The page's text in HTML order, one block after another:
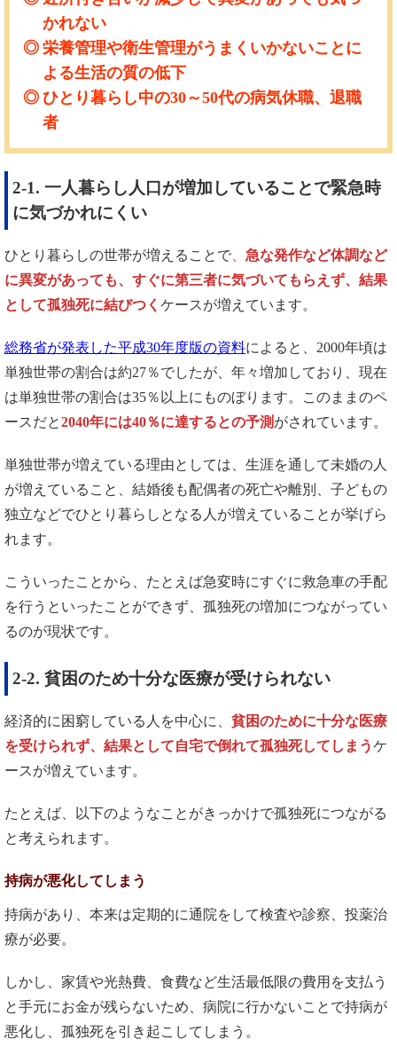
かれない
栄養管理や衛生管理がうまくいかないことに
よる生活の質の低下
ひとり暮らし中の30～50代の病気休職、退職
者
2-1. 一人暮らし人口が増加していることで緊急時
に気づかれにくい
ひとり暮らしの世帯が増えることで
急な発作など体調など
に異変があっても、すぐに第三者に気づいてもらえず、結果
として孤独死に結びつく ケースが増えています。
総務省が発表した平成30年度版の資料によると、2000年頃は
単独世帯の割合は約27％でしたが、年々増加しており、現在
は単独世帯の割合は35％以上にものぼります。このままのペ
ースだと2040年には40％に達するとの予測 がされています。
単独世帯が増えている理由としては、生涯を通して未婚の人
が増えていること、結婚後も配偶者の死亡や離別、子どもの
独立などでひとり暮らしとなる人が増えていることが挙げら
れます。
こういったことから、たとえば急変時にすぐに救急車の手配
を行うといったことができず、孤独死の増加につながってい
るのが現状です。
2-2. 貧困のため十分な医療が受けられない
経済的に困窮している人を中心に、 貧困のために十分な医療
を受けられず、結果として自宅で倒れて孤独死してしまうケ
ースが増えています。
たとえば、以下のようなことがきっかけで孤独死につながる
と考えられます。
持病が悪化してしまう
持病があり、本来は定期的に通院をして検査や診察、投薬治
療が必要。
しかし、家賃や光熱費、食費など生活最低限の費用を支払う
と手元にお金が残らないため、病院に行かないことで持病が
悪化し、孤独死を引き起こしてしまう。